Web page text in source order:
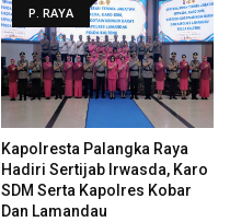
P. RAYA
Kapolresta Palangka Raya
Hadiri Sertijab Irwasda, Karo
SDM Serta Kapolres Kobar
Dan Lamandau